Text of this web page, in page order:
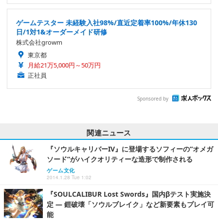
ゲームテスター 未経験入社98%/直近定着率100%/年休130
日/1対1&オーダーメイド研修
株式会社growm
東京都
月給21万5,000円～50万円
正社員
Sponsored by
関連ニュース
『ソウルキャリバーIV』に登場するソフィーの“オメガ
ソード”がハイクオリティーな造形で制作される
ゲーム文化
2014.1.28 Tue 1:02
『SOULCALIBUR Lost Swords』国内βテスト実施決
定 ― 鎧破壊「ソウルブレイク」など新要素もプレイ可
能